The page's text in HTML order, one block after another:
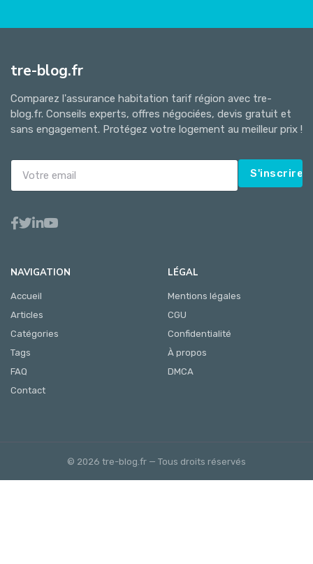
tre-blog.fr
Comparez l'assurance habitation tarif région avec tre-
blog.fr. Conseils experts, offres négociées, devis gratuit et
sans engagement. Protégez votre logement au meilleur prix !
S'inscrire
NAVIGATION
Accueil
Articles
Catégories
Tags
FAQ
Contact
LÉGAL
Mentions légales
CGU
Confidentialité
À propos
DMCA
© 2026 tre-blog.fr — Tous droits réservés